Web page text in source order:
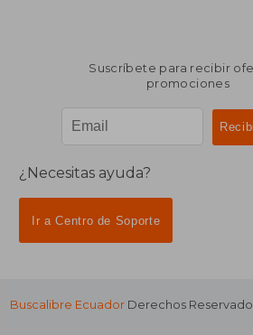
Suscríbete para recibir
promociones
¿Necesitas ayuda?
Ir a Centro de Soporte
Buscalibre Ecuador Derechos